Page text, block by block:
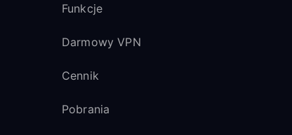
Funkcje
Darmowy VPN
Cennik
Pobrania